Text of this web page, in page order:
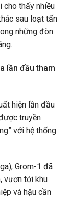
cho thấy nhiều
sau loạt tấn
những đòn
lần đầu tham
hiện lần đầu
truyền
với hệ thống
Grom-1 đã
vươn tới khu
và hậu cần